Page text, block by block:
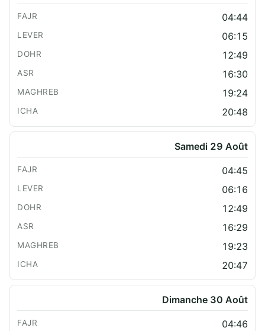
04:44
06:15
12:49
16:30
19:24
20:48
Samedi 29 Août
04:45
06:16
12:49
16:29
19:23
20:47
Dimanche 30 Août
04:46